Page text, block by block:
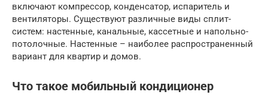
включают компрессор, конденсатор, испаритель и
вентиляторы. Существуют различные виды сплит-
систем: настенные, канальные, кассетные и напольно-
потолочные. Настенные – наиболее распространенный
вариант для квартир и домов.
Что такое мобильный кондиционер